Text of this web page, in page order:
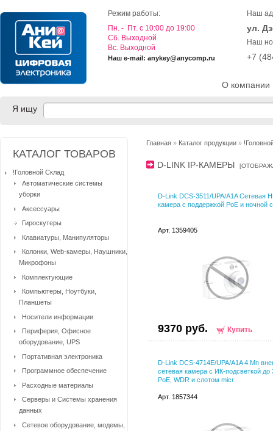
О компании
Режим работы:
Пн. - Пт. с 10:00 до 19:00
Cб. Выходной
Вс. Выходной
Наш e-mail: anykey@anycomp.ru
Наш
ул.
Наш
+7
Я ищу
Главная » Каталог продукции »
D-LINK IP-КАМЕРЫ [
D-Link DCS-3511/UPA/A1A Сетевая
камера с поддержкой PoE и ночной
Арт. 1359405
9370 руб. Купить
D-Link DCS-4714E/UPA/A1A 4 Мп
сетевая камера с ИК-подсветкой до
PoE, WDR и слотом micr
Арт. 1857344
КАТАЛОГ ТОВАРОВ
!Головной Склад
Автоматические системы
уборки
Аксессуары
Гироскутеры
Клавиатуры, Манипуляторы
Колонки, Web-камеры, Наушники,
Микрофоны
Комплектующие
Компьютеры, Ноутбуки,
Планшеты
Носители информации
Периферия, Офисное
оборудование, UPS
Портативная электроника
Программное обеспечение
Расходные материалы
Серверы и Системы хранения
данных
Сетевое оборудование, модемы,